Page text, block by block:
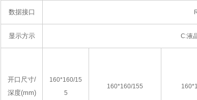
数据接口
显示方示 C:液
开口尺寸/
深度(mm)
160*160/15
5
160*160/155